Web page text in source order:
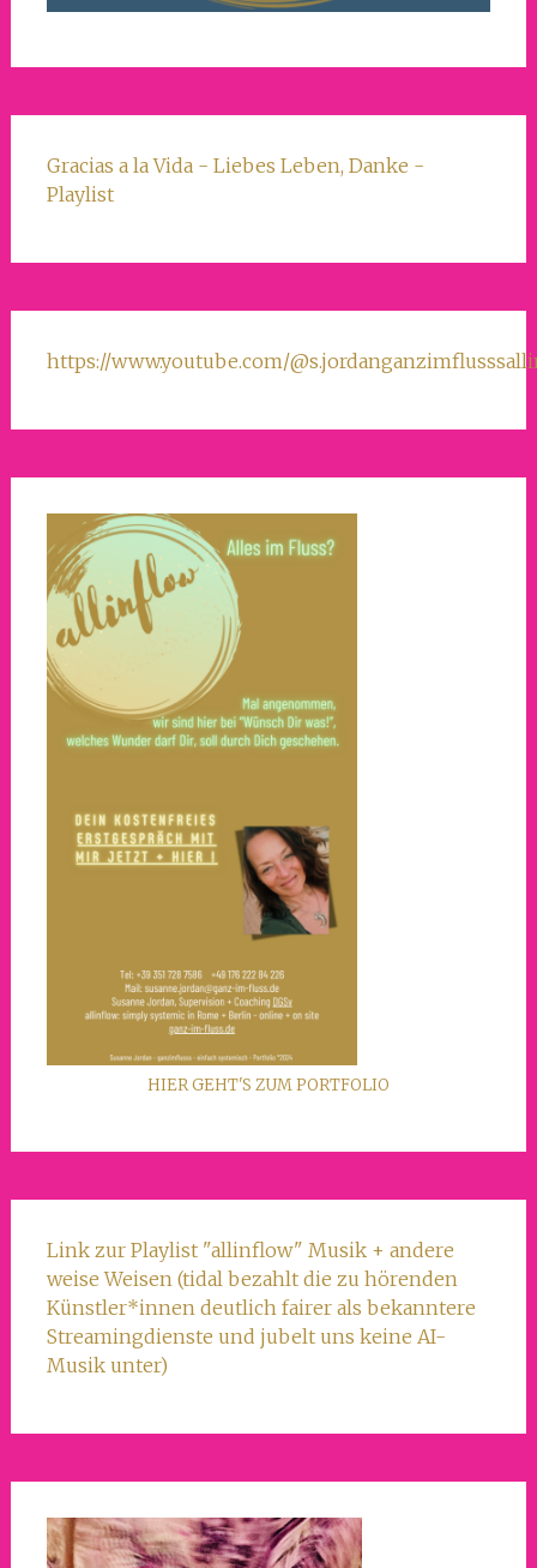
Gracias a la Vida - Liebes Leben, Danke -
Playlist
https://www.youtube.com/
HIER GEHT'S ZUM PORTFOLIO
Link zur Playlist "allinflow" Musik + andere
weise Weisen (tidal bezahlt die zu hörenden
Künstler*innen deutlich fairer als bekanntere
Streamingdienste und jubelt uns keine AI-
Musik unter)